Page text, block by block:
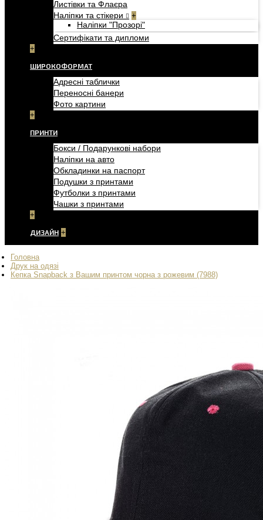
Листівки та Флаєра
Наліпки та стікери
+
Наліпки "Прозорі"
Сертифікати та дипломи
+
ШИРОКОФОРМАТ
Адресні таблички
Переносні банери
Фото картини
+
ПРИНТИ
Бокси / Подарункові набори
Наліпки на авто
Обкладинки на паспорт
Подушки з принтами
Футболки з принтами
Чашки з принтами
+
ДИЗАЙН +
Головна
Друк на одязі
Кепка Snapback з Вашим принтом чорна з рожевим (7988)